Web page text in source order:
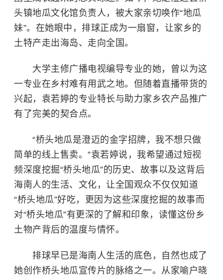
头镇地瓜文化馆负责人，被大家亲切唤作“地瓜
妹”。在她眼中，排球正成为一扇窗，让家乡的
土特产走出海岛、走向全国。
大学主修广播电视编导专业的她，曾以为这
一专业在乡村难有用武之地。但随着直播带货的
兴起，袁若婷的专业特长与助力家乡农产品推广
有了完美的契合点。
“桥头地瓜是澄迈的金字招牌，我不想只做
简单的线上售卖。”袁若婷说，我希望通过短视
频深度挖掘“桥头地瓜”的历史、故事以及这背后
海南人的生活、文化，让全国观众不仅仅知道
“桥头地瓜”好吃，更因为这些深度挖掘的故事而
对“桥头地瓜”有更深的了解和印象，读懂这份乡
土物产背后的温度与情怀。
排球早已是海南人生活的底色，自然也成了
她创作桥头地瓜宣传片的脉络之一。从家喻户晓